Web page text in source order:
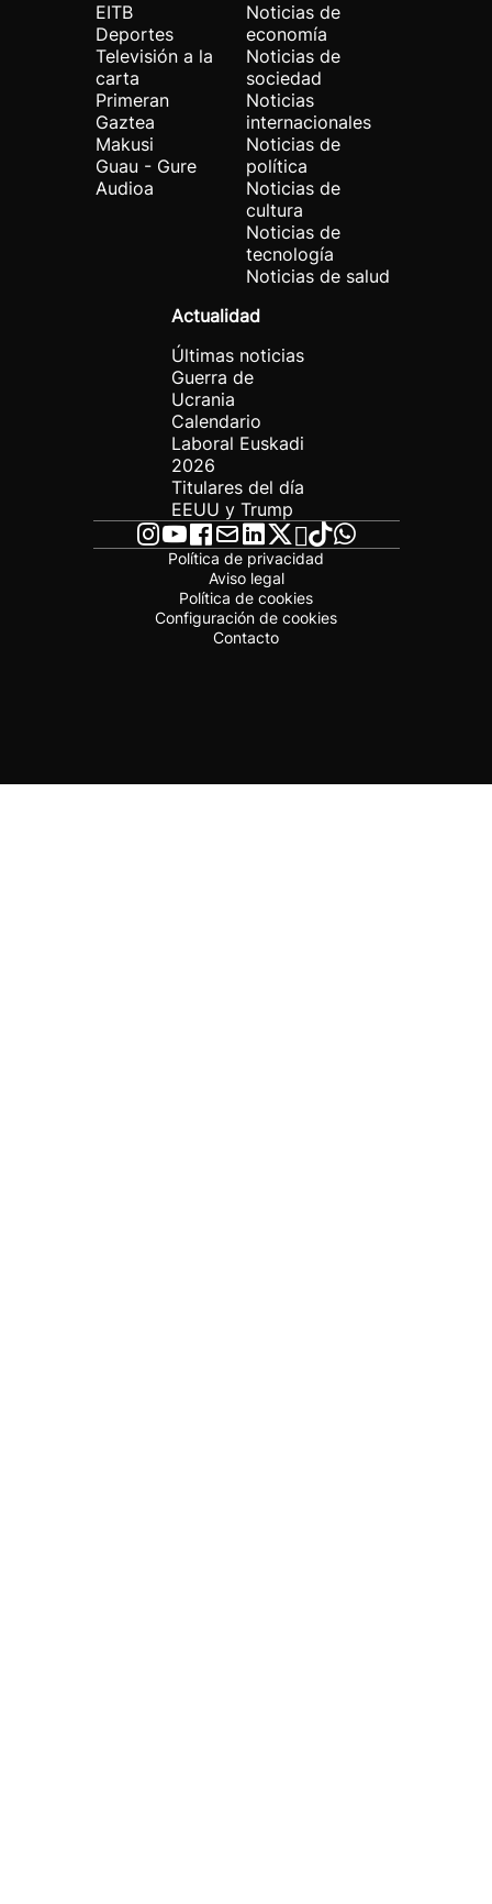
EITB
Deportes
Televisión a la
carta
Primeran
Gaztea
Makusi
Guau - Gure
Audioa
Noticias de
economía
Noticias de
sociedad
Noticias
internacionales
Noticias de
política
Noticias de
cultura
Noticias de
tecnología
Noticias de salud
Actualidad
Últimas noticias
Guerra de
Ucrania
Calendario
Laboral Euskadi
2026
Titulares del día
EEUU y Trump
Política de privacidad
Aviso legal
Política de cookies
Configuración de cookies
Contacto